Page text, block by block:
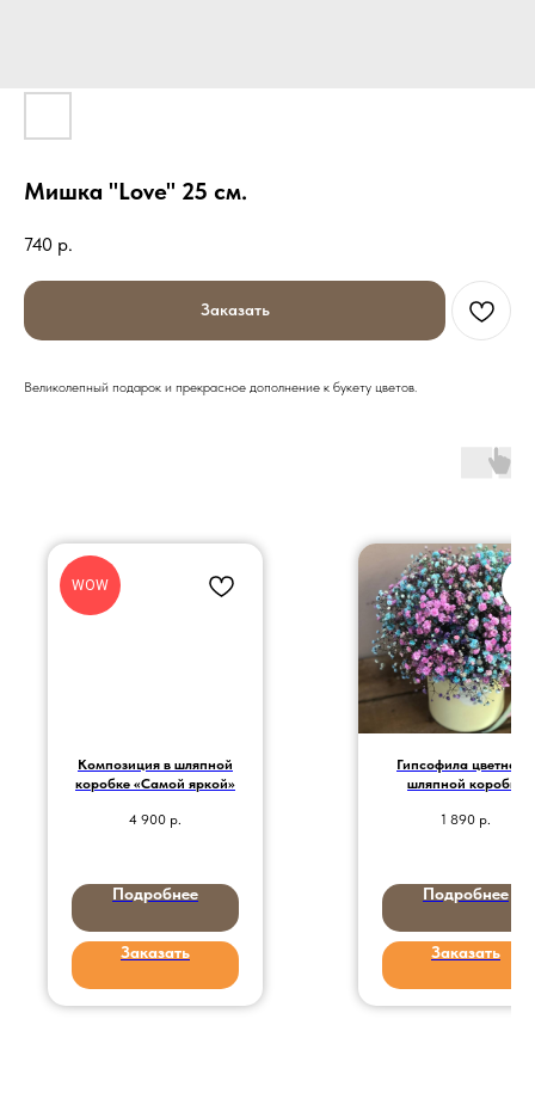
Мишка "Love" 25 см.
740 р.
Заказать
Великолепный подарок и прекрасное дополнение к букету цветов.
WOW
Композиция в шляпной
коробке «Самой яркой»
4 900 р.
Подробнее
Заказать
Гипсофила цветная в
шляпной коробке
1 890 р.
Подробнее
Заказать